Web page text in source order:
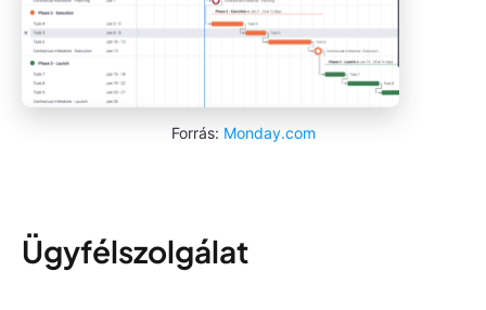
Forrás: Monday.com
Ügyfélszolgálat